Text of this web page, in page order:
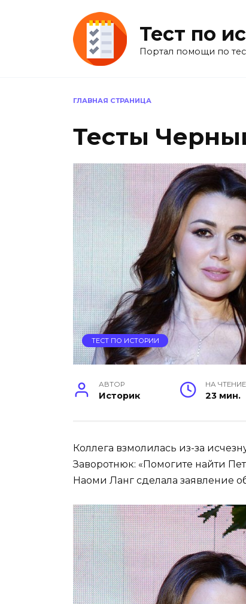
Тест по
Портал помощи по
ГЛАВНАЯ СТРАНИЦА
Тесты
ТЕСТ ПО ИСТОРИИ
АВТОР
Историк
НА ЧТЕНИЕ
23 мин.
Коллега взмолилась из-за
Заворотнюк: «Помогите найти
Наоми Ланг сделала заявление